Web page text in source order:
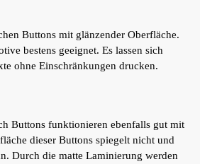
Buttons mit glänzender Oberfläche.
bestens geeignet. Es lassen sich
ohne Einschränkungen drucken.
Buttons funktionieren ebenfalls gut mit
dieser Buttons spiegelt nicht und
Durch die matte Laminierung werden